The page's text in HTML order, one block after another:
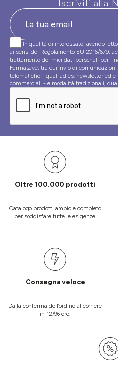
Iscriviti alla
In qualità di interessato, avendo
ai sensi del Regolamento EU 2016/679,
trattamento dei miei dati personali per
Farmasave, tra cui invio di
telematiche - quali ad es. newsletter ed
commerciali - e modalità tradizionali,
Oltre 100.000 prodotti
Catalogo prodotti ampio e completo
per soddisfare tutte le esigenze.
Consegna veloce
Dalla conferma dell’ordine al corriere
in 12/96 ore.